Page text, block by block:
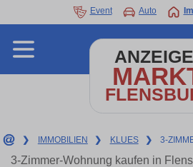
Event Auto
❯ IMMOBILIEN ❯ KLUES ❯ 3-
3-Zimmer-Wohnung kaufen in